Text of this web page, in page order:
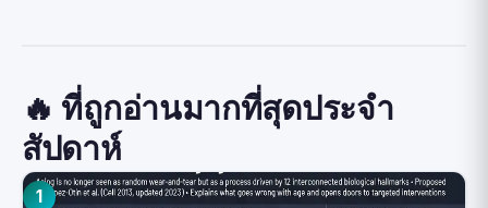
🔥 ที่ถูกอ่านมากที่สุดประจำ
สัปดาห์
1